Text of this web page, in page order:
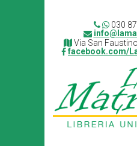
030
Via San
facebook.com/